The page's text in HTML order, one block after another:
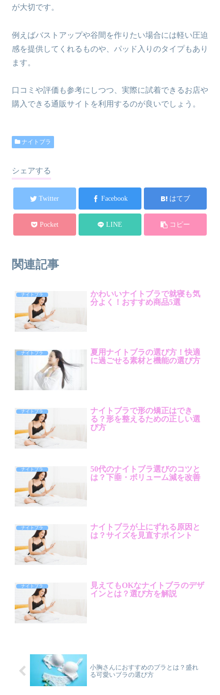
が大切です。
例えばバストアップや谷間を作りたい場合には軽い圧迫
感を提供してくれるものや、パッド入りのタイプもあり
ます。
口コミや評価も参考にしつつ、実際に試着できるお店や
購入できる通販サイトを利用するのが良いでしょう。
ナイトブラ
シェアする
Twitter Facebook はてブ
Pocket LINE コピー
関連記事
ナイトブラ
かわいいナイトブラで就寝も気
分よく！おすすめ商品5選
ナイトブラ
夏用ナイトブラの選び方！快適
に過ごせる素材と機能の選び方
ナイトブラ
ナイトブラで形の矯正はでき
る？形を整えるための正しい選
び方
ナイトブラ
50代のナイトブラ選びのコツと
は？下垂・ボリューム減を改善
ナイトブラ
ナイトブラが上にずれる原因と
は？サイズを見直すポイント
ナイトブラ
見えてもOKなナイトブラのデザ
インとは？選び方を解説
小胸さんにおすすめのブラとは？盛れ
る可愛いブラの選び方